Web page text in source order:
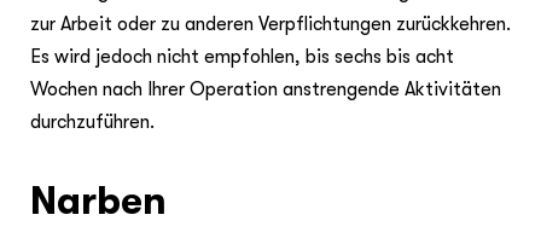
zur Arbeit oder zu anderen Verpflichtungen zurückkehren.
Es wird jedoch nicht empfohlen, bis sechs bis acht
Wochen nach Ihrer Operation anstrengende Aktivitäten
durchzuführen.
Narben